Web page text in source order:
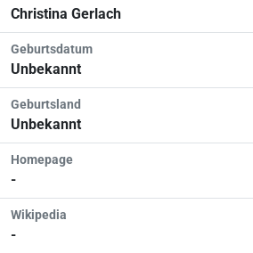
Christina Gerlach
Geburtsdatum
Unbekannt
Geburtsland
Unbekannt
Homepage
-
Wikipedia
-